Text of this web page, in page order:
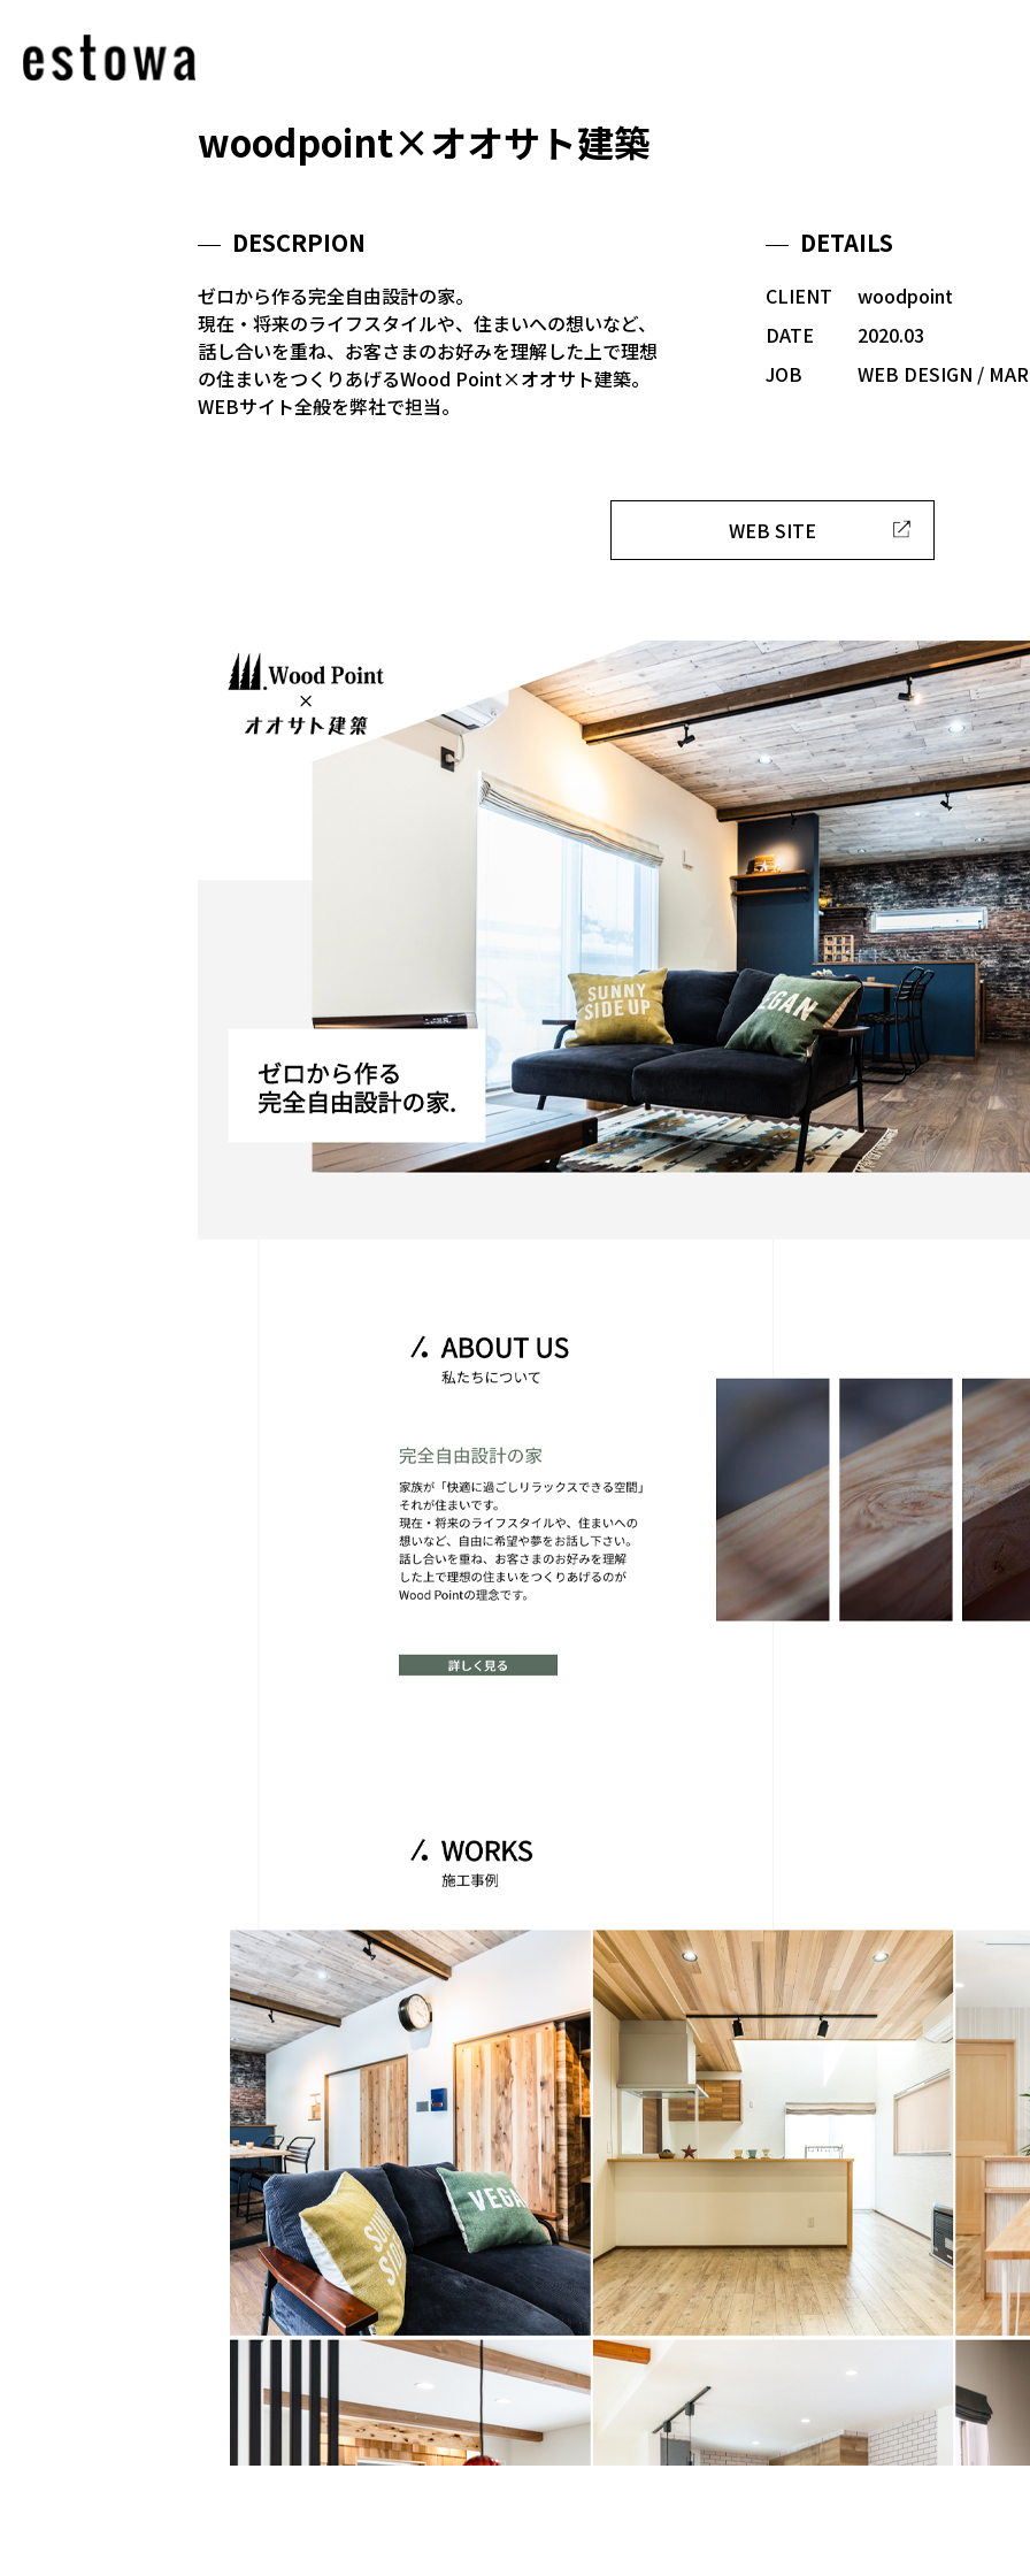
woodpoint×オオサト建築
DESCRPION
ゼロから作る完全自由設計の家。
現在・将来のライフスタイルや、住まいへの想いなど、
話し合いを重ね、お客さまのお好みを理解した上で理想
の住まいをつくりあげるWood Point×オオサト建築。
WEBサイト全般を弊社で担当。
DETAILS
CLIENT
woodpoint
DATE
2020.03
JOB
WEB DESIGN /
WEB SITE